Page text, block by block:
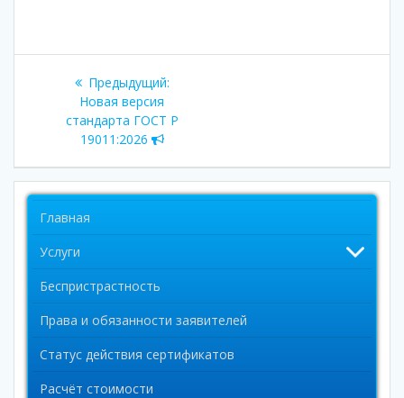
Навигация
записям
Предыдущий:Предыдущая
Новая версия
стандарта ГОСТ Р
19011:2026
Главная
Услуги
Беспристрастность
Права и обязанности заявителей
Статус действия сертификатов
Расчёт стоимости